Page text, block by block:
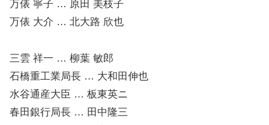
万俵 寧子 … 原田 美枝子
万俵 大介 … 北大路 欣也
三雲 祥一 … 柳葉 敏郎
石橋重工業局長 … 大和田伸也
水谷通産大臣 … 板東英ニ
春田銀行局長 … 田中隆三